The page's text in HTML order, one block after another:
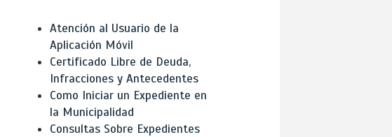
Atención al Usuario de la
Aplicación Móvil
Certificado Libre de Deuda,
Infracciones y Antecedentes
Como Iniciar un Expediente en
la Municipalidad
Consultas Sobre Expedientes